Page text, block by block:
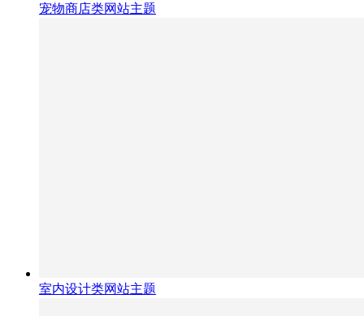
宠物商店类网站主题
室内设计类网站主题